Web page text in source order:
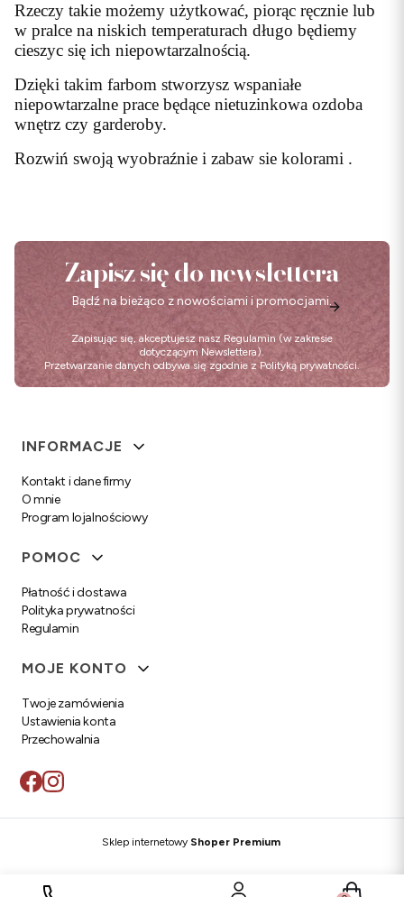
Rzeczy takie możemy użytkować, piorąc ręcznie lub
w pralce na niskich temperaturach długo będiemy
cieszyc się ich niepowtarzalnością.
Dzięki takim farbom stworzysz wspaniałe
niepowtarzalne prace będące nietuzinkowa ozdoba
wnętrz czy garderoby.
Rozwiń swoją wyobraźnie i zabaw sie kolorami .
Zapisz się do newslettera
Bądź na bieżąco z nowościami i promocjami.
Zapisując się, akceptujesz nasz Regulamin (w zakresie
dotyczącym Newslettera).
Przetwarzanie danych odbywa się zgodnie z Polityką prywatności.
Linki w stopce
INFORMACJE
Kontakt i dane firmy
O mnie
Program lojalnościowy
POMOC
Płatność i dostawa
Polityka prywatności
Regulamin
MOJE KONTO
Twoje zamówienia
Ustawienia konta
Przechowalnia
Sklep internetowy Shoper Premium
Produkty